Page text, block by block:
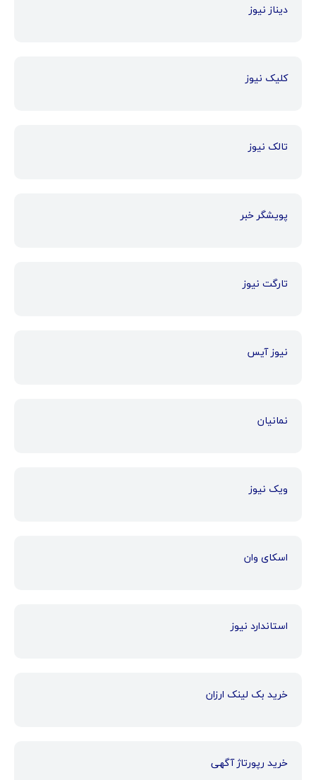
دیناز نیوز
کلیک نیوز
تالک نیوز
پویشگر خبر
تارگت نیوز
نیوز آیس
نمانیان
ویک نیوز
اسکای وان
استاندارد نیوز
خرید بک لینک ارزان
خرید رپورتاژ آگهی